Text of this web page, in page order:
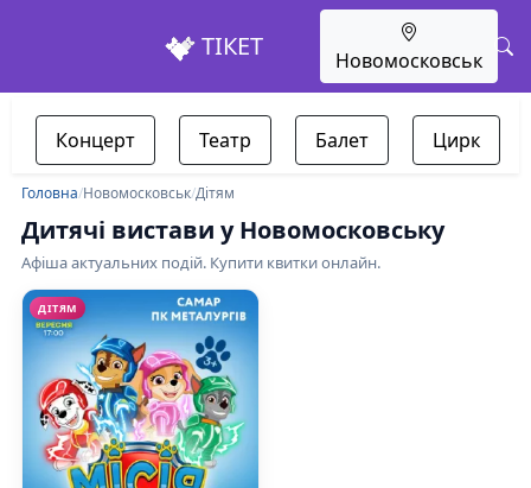
ТІКЕТ Новомосковськ
Концерт Театр Балет Цирк
Головна/Новомосковськ/Дітям
Дитячі вистави у Новомосковську
Афіша актуальних подій. Купити квитки онлайн.
ДІТЯМ